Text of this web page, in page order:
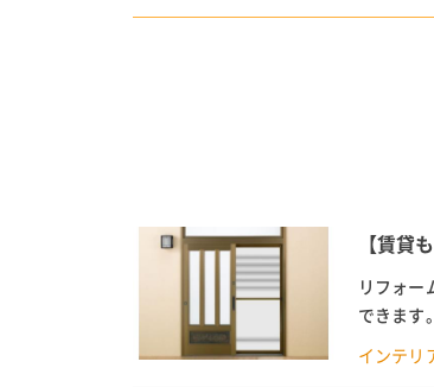
【賃貸
リフォー
できます
にもお
インテリ